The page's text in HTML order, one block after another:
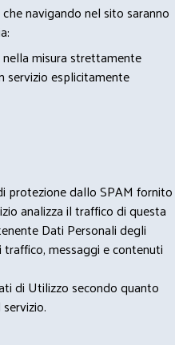
navigando nel sito saranno
misura strettamente
servizio esplicitamente
protezione dallo SPAM fornito
analizza il traffico di questa
Dati Personali degli
messaggi e contenuti
di Utilizzo secondo quanto